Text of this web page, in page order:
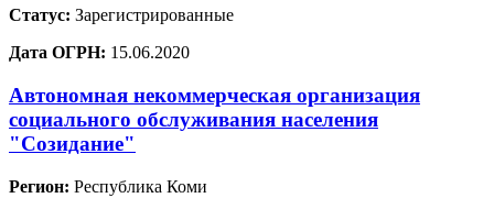
Статус: Зарегистрированные
Дата ОГРН: 15.06.2020
Автономная некоммерческая организация
социального обслуживания населения
"Созидание"
Регион: Республика Коми